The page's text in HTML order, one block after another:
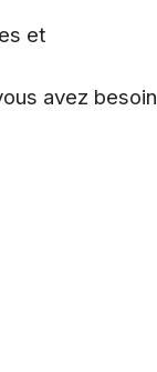
et
avez besoin